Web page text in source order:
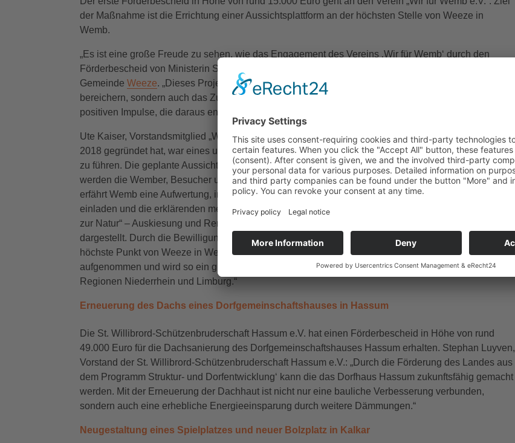
der Maßnahme ist die Errichtung einer Aussichtsplattform an der höchsten Stelle von Weeze in
Wemb.
„Es ist eine große Freude zu sehen, wie das Engagement des Vereins ‚Wir für Wemb‘ durch den
Förderbescheid von Ministerin Silke Gorißen gewürdigt wird“, so Georg Koenen, Bürgermeister der
Gemeinde Weeze. „Dieses Projekt am höchsten Punkt in Wemb wird nicht nur unsere Gemeinde
bereichern, sondern auch das Zusammengehörigkeitsgefühl stärken. Ich bin gespannt auf die
positiven Impulse, die daraus entstehen werden.“
Ute Kaiser, Vorstandsmitglied „Wir für Wemb e.V.“: „Als sich der Verein ‚Wir für Wemb e.V.‘ im Jahr
2018 gegründet hat, war eines unserer Ziele, unser Dorf Wemb in eine gute und lebenswerte Zukunft
zu führen. Die geplante Aussichtsplattform ist ein weiterer Baustein in unserer Zielsetzung. Hiervon
werden die Wember, Besucher und touristischen Radfahrer und Wanderer profitieren. Gleichzeitig
erfährt Wemb eine Aufwertung, insbesondere durch die Sitzmöglichkeiten, die zu einer kleinen Rast
einladen und die erklärenden mehrsprachigen Info-Tafeln. Darauf wird das Thema „von der Industrie
zur Natur“ – Auskiesung und Renaturierung der Flächen und darin angesiedelte Flora und Fauna –
dargestellt. Durch die Bewilligung der Förderung und die Umsetzung des Bauprojekts wird der
höchste Punkt von Weeze in Wemb als Landmarke in die analoge und digitale Kartografie
aufgenommen und wird so ein grenzüberschreitendes Ausflugsziel für Wanderer und Radfahrer in den
Regionen Niederrhein und Limburg.“
Erneuerung des Dachs eines Dorfgemeinschaftshauses in Hassum
Die St. Willibrord-Schützenbruderschaft Hassum e.V. hat einen Förderbescheid in Höhe von rund
49.000 Euro für die Dachsanierung des Dorfgemeinschaftshauses Hassum erhalten. Stephan Luyven,
Vorstand der St. Willibrord-Schützenbruderschaft Hassum e.V.: „Durch die Förderung des Landes aus
dem Programm Struktur- und Dorfentwicklung‘ kann die das Dorfhaus Hassum zukunftsfähig gemacht
werden. Mit der Erneuerung der Dachhaut ist nicht nur eine bauliche Verbesserung verbunden,
sondern auch eine erhebliche Energieeinsparung durch weitere Dämmungen.“
Neugestaltung eines Spielplatzes und neuer Bolzplatz in Kalkar